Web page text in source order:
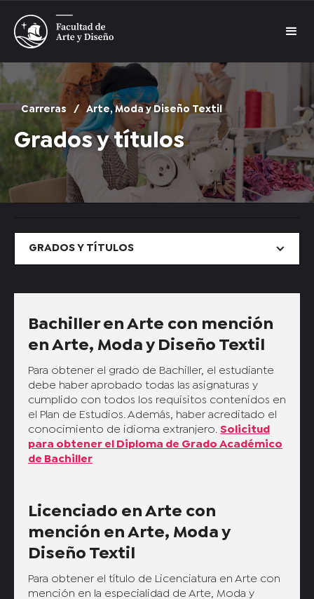
Carreras / Arte, Moda y Diseño Textil
Grados y títulos
Bachiller en Arte con mención
en Arte, Moda y Diseño Textil
Para obtener el grado de Bachiller, el estudiante
debe haber aprobado todas las asignaturas y
cumplido con todos los requisitos contenidos en
el Plan de Estudios. Además, haber acreditado el
conocimiento de idioma extranjero. Solicitud
para obtener el Diploma de Grado Académico
de Bachiller
Licenciado en Arte con
mención en Arte, Moda y
Diseño Textil
Para obtener el título de Licenciatura en Arte con
mención en la especialidad de Arte, Moda y
GRADOS Y TÍTULOS